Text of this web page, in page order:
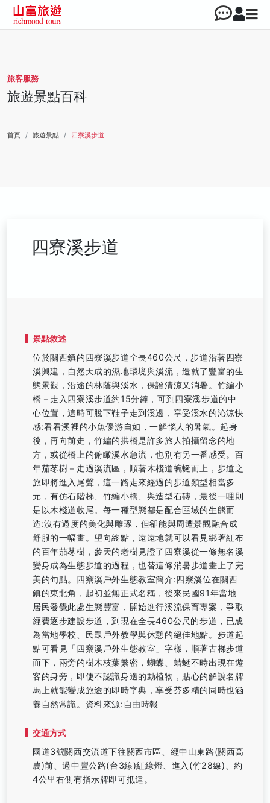
旅客服務
旅遊景點百科
首頁 旅遊景點 四寮溪步道
四寮溪步道
景點敘述
位於關西鎮的四寮溪步道全長460公尺，步道沿著四寮
溪興建，自然天成的濕地環境與溪流，造就了豐富的生
態景觀，沿途的林蔭與溪水，保證清涼又消暑。竹編小
橋－走入四寮溪步道約15分鐘，可到四寮溪步道的中
心位置，這時可脫下鞋子走到溪邊，享受溪水的沁涼快
感:看看溪裡的小魚優游自如，一解惱人的暑氣。起身
後，再向前走，竹編的拱橋是許多旅人拍攝留念的地
方，或從橋上的俯瞰溪水急流，也別有另一番感受。百
年茄苳樹－走過溪流區，順著木棧道蜿蜒而上，步道之
旅即將進入尾聲，這一路走來經過的步道類型相當多
元，有仿石階梯、竹編小橋、與造型石磚，最後一哩則
是以木棧道收尾。每一種型態都是配合區域的生態而
造:沒有過度的美化與雕琢，但卻能與周遭景觀融合成
舒服的一幅畫。望向終點，遠遠地就可以看見綁著紅布
的百年茄苳樹，參天的老樹見證了四寮溪從一條無名溪
變身成為生態步道的過程，也替這條消暑步道畫上了完
美的句點。四竂溪戶外生態教室簡介:四竂溪位在關西
鎮的東北角，起初並無正式名稱，後來民國91年當地
居民發覺此處生態豐富，開始進行溪流保育專案，爭取
經費逐步建設步道，到現在全長460公尺的步道，已成
為當地學校、民眾戶外教學與休憩的絕佳地點。步道起
點可看見「四竂溪戶外生態教室」字樣，順著古梯步道
而下，兩旁的樹木枝葉繁密，蝴蝶、蜻蜓不時出現在遊
客的身旁，即使不認識身邊的動植物，貼心的解說名牌
馬上就能變成旅途的即時字典，享受芬多精的同時也涵
養自然常識。資料來源:自由時報
交通方式
國道3號關西交流道下往關西市區、經中山東路(關西高
農)前、過中豐公路(台3線)紅綠燈、進入(竹28線)、約
4公里右側有指示牌即可抵達。